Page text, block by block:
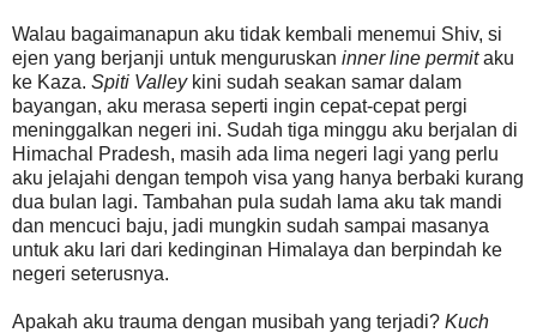
Walau bagaimanapun aku tidak kembali menemui Shiv, si
ejen yang berjanji untuk menguruskan inner line permitaku
ke Kaza. Spiti Valleykini sudah seakan samar dalam
bayangan, aku merasa seperti ingin cepat-cepat pergi
meninggalkan negeri ini. Sudah tiga minggu aku berjalan di
Himachal Pradesh, masih ada lima negeri lagi yang perlu
aku jelajahi dengan tempoh visa yang hanya berbaki kurang
dua bulan lagi. Tambahan pula sudah lama aku tak mandi
dan mencuci baju, jadi mungkin sudah sampai masanya
untuk aku lari dari kedinginan Himalaya dan berpindah ke
negeri seterusnya.
Apakah aku trauma dengan musibah yang terjadi? Kuch